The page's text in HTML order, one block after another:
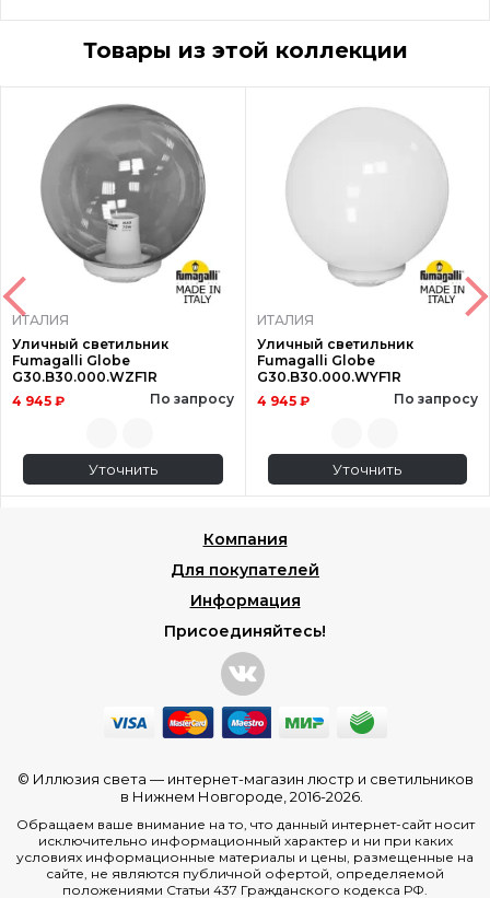
Товары из этой коллекции
ИТАЛИЯ
Уличный светильник
Fumagalli Globe
G30.B30.000.WZF1R
4 945 ₽
По запросу
Уточнить
ИТАЛИЯ
Уличный светильник
Fumagalli Globe
G30.B30.000.WYF1R
4 945 ₽
По запросу
Уточнить
Компания
Для покупателей
Информация
Присоединяйтесь!
© Иллюзия света — интернет-магазин люстр и светильников
в Нижнем Новгороде , 2016-2026.
Обращаем ваше внимание на то, что данный интернет-сайт носит
исключительно информационный характер и ни при каких
условиях информационные материалы и цены, размещенные на
сайте, не являются публичной офертой, определяемой
положениями Статьи 437 Гражданского кодекса РФ.